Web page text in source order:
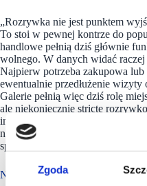
Zgoda
„Rozrywka nie jest punktem
To stoi w pewnej kontrze do
handlowe pełnią dziś głównie
wolnego. W danych widać
Najpierw potrzeba zakupowa
ewentualnie przedłużenie wizyty
Galerie pełnią więc dziś rolę
ale niekoniecznie stricte
interpretację modelu takich
na centrum codziennych,
społecznych” – twierdzą autorzy
Nie ten kierunek